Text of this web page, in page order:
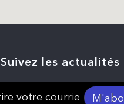
Suivez les actualités